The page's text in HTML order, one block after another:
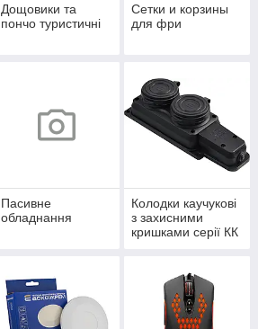
Дощовики та
пончо туристичні
Сетки и корзины
для фри
Пасивне
обладнання
Колодки каучукові
з захисними
кришками серії КК